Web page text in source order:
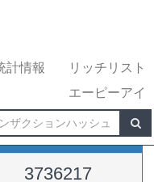
計情報
リッチリスト
エーピーアイ
高さ
3736217